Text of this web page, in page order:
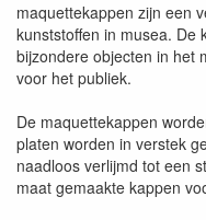
maquettekappen zijn een
kunststoffen in musea. De
bijzondere objecten in het
voor het publiek.
De maquettekappen
platen worden in verstek
naadloos verlijmd tot een
maat gemaakte kappen